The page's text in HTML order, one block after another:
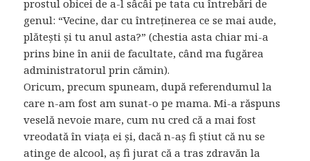
prostul obicei de a-l sâcâi pe tata cu întrebări de
genul: “Vecine, dar cu întreținerea ce se mai aude,
plătești și tu anul asta?” (chestia asta chiar mi-a
prins bine în anii de facultate, când ma fugărea
administratorul prin cămin).
Oricum, precum spuneam, după referendumul la
care n-am fost am sunat-o pe mama. Mi-a răspuns
veselă nevoie mare, cum nu cred că a mai fost
vreodată în viața ei și, dacă n-aș fi știut că nu se
atinge de alcool, aș fi jurat că a tras zdravăn la